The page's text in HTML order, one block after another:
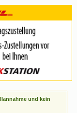
und kein